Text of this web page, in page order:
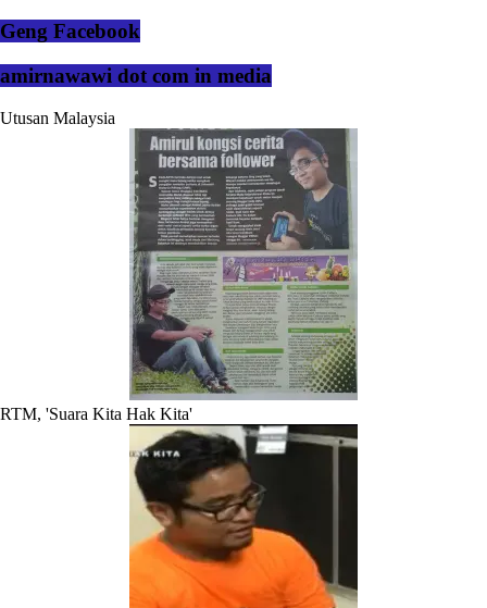
Geng Facebook
amirnawawi dot com in media
Utusan Malaysia
RTM, 'Suara Kita Hak Kita'